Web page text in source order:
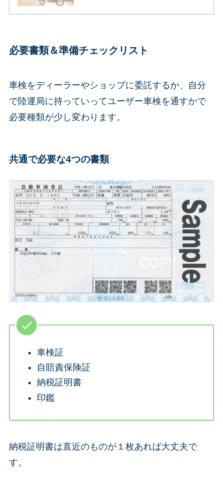
必要書類＆準備チェックリスト
車検をディーラーやショップに委託するか、自分
で陸運局に持っていってユーザー車検を通すかで
必要種類が少し変わります。
共通で必要な4つの書類
車検証
自賠責保険証
納税証明書
印鑑
納税証明書は直近のものが１枚あれば大丈夫で
す。